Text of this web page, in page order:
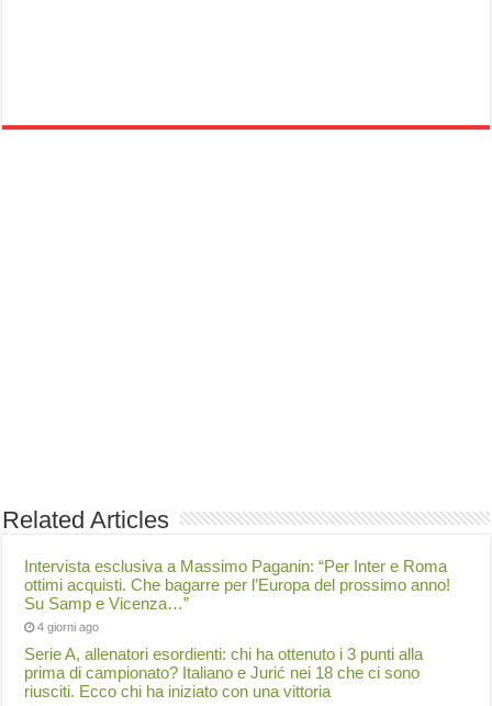
Related Articles
Intervista esclusiva a Massimo Paganin: “Per Inter e Roma
ottimi acquisti. Che bagarre per l’Europa del prossimo anno!
Su Samp e Vicenza…”
4 giorni ago
Serie A, allenatori esordienti: chi ha ottenuto i 3 punti alla
prima di campionato? Italiano e Jurić nei 18 che ci sono
riusciti. Ecco chi ha iniziato con una vittoria